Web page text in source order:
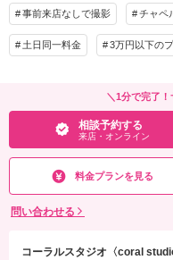
着付け
アルバム
その他含むもの
スタジオ使用料、写真補正(色調整)
相談予約する
来店・オンライン
事前来店なしで撮影 チャペ
土日同一料金 3万円以下の
＼1分で完了
相談予約する
来店・オンライン
料金プランを見る
問い合わせる
コーラルスタジオ〈coral